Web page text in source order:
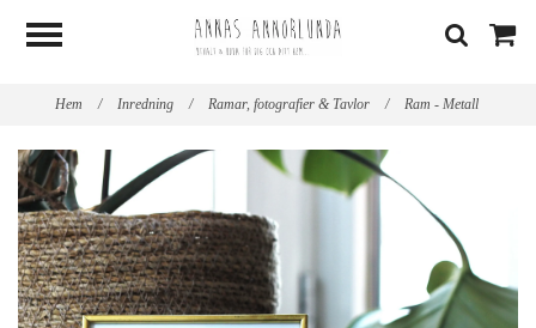
Hem / Inredning / Ramar, fotografier & Tavlor / Ram - Metall